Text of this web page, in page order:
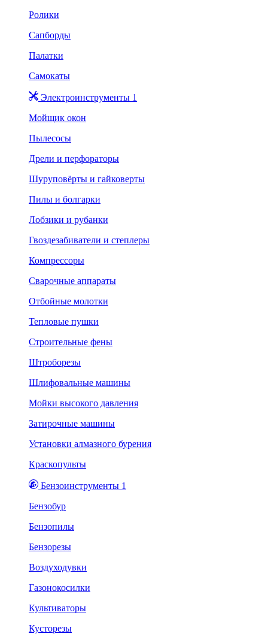
Ролики
Сапборды
Палатки
Самокаты
Электроинструменты 1
Мойщик окон
Пылесосы
Дрели и перфораторы
Шуруповёрты и гайковерты
Пилы и болгарки
Лобзики и рубанки
Гвоздезабиватели и степлеры
Компрессоры
Сварочные аппараты
Отбойные молотки
Тепловые пушки
Строительные фены
Штроборезы
Шлифовальные машины
Мойки высокого давления
Затирочные машины
Установки алмазного бурения
Краскопульты
Бензоинструменты 1
Бензобур
Бензопилы
Бензорезы
Воздуходувки
Газонокосилки
Культиваторы
Кусторезы